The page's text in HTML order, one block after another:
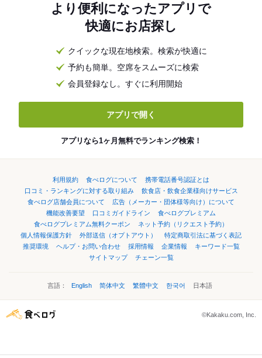
より便利になったアプリで
快適にお店探し
クイックな現在地検索。検索が快適に
予約も簡単。空席をスムーズに検索
会員登録なし。すぐに利用開始
アプリで開く
アプリなら1ヶ月無料でランキング検索！
利用規約 食べログについて
携帯電話番号認証とは
口コミ・ランキングに対する取り組み
飲食店・飲食企業様向けサービス
食べログ店舗会員について
広告（メーカー・団体様等向け）について
機能改善要望
口コミガイドライン
食べログプレミアム
食べログプレミアム無料クーポン
ネット予約（リクエスト予約）
個人情報保護方針
外部送信（オプトアウト）
特定商取引法に基づく表記
推奨環境
ヘルプ・お問い合わせ 採用情報 企業情報
キーワード一覧
サイトマップ
チェーン一覧
言語： English 简体中文 繁體中文 한국어 日本語
©Kakaku.com, Inc.